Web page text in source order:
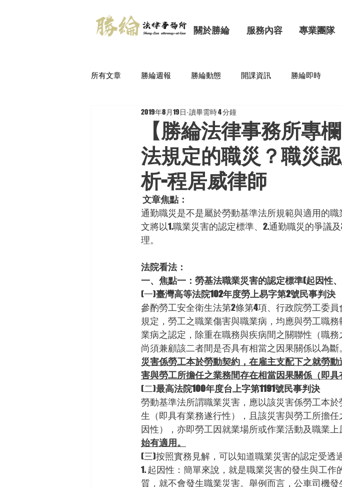
關於勝綸 服務內容 專業團隊
所有文章 勝綸週報 勝綸動態 開課資訊 勝綸即時
【勝綸法律事務所專
法規定的職災？職災
析-程居威律師
2019年8月19日 讀畢需時 4 分鐘
文章焦點：
通勤職災是不是屬於勞動基準法所規範與適用的
文將以1.職業災害的認定標準、2.通勤職災的爭議
理。
法院看法：
一、焦點一：勞基法職業災害的認定標準(起因性
(一)臺灣高等法院102年度勞上易字第2號民事判決
參酌勞工安全衛生法第2條第4項、行政院勞工委
規定，勞工之職業傷害與職業病，均應與勞工職
業病之認定，除重在職務與疾病間之關聯性（職
尚須兼顧該二者間是否具有相當之因果關係以為
災害係勞工本於勞動契約，在雇主支配下之就勞
害與勞工所擔任之業務間存在相當因果關係（即
(二)最高法院100年度台上字第1191號民事判決
勞動基準法所謂職業災害，應以該災害係勞工本
生（即具有業務遂行性），且該災害與勞工所擔
因性），亦即勞工因就業場所或作業活動及職業上
始有適用。
(三)按照實務見解，可以知道職業災害的認定受透
1. 起因性：簡單來說，就是職業災害的發生與工
質，就不會發生職業災害。舉例而言，公車司機